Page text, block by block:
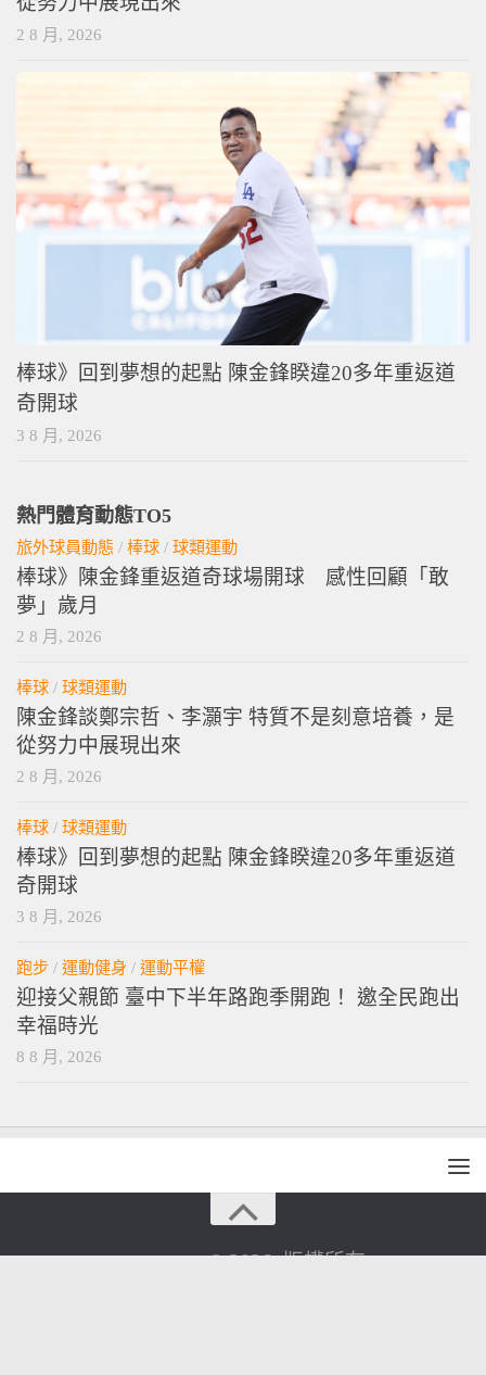
2 8 月, 2026
棒球》回到夢想的起點 陳金鋒睽違20多年重返道
奇開球
3 8 月, 2026
熱門體育動態TO5
旅外球員動態 / 棒球 / 球類運動
棒球》陳金鋒重返道奇球場開球 感性回顧「敢
夢」歲月
2 8 月, 2026
棒球 / 球類運動
陳金鋒談鄭宗哲、李灝宇 特質不是刻意培養，是
從努力中展現出來
2 8 月, 2026
棒球 / 球類運動
棒球》回到夢想的起點 陳金鋒睽違20多年重返道
奇開球
3 8 月, 2026
跑步 / 運動健身 / 運動平權
迎接父親節 臺中下半年路跑季開跑！ 邀全民跑出
幸福時光
8 8 月, 2026
vamossports © 2026. 版權所有。